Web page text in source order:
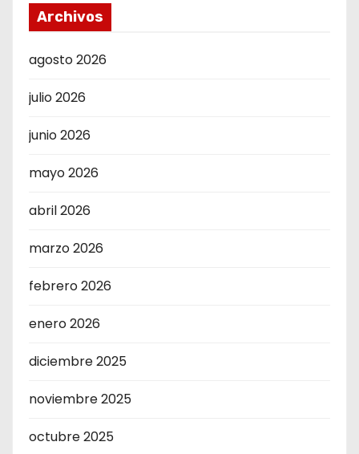
Archivos
agosto 2026
julio 2026
junio 2026
mayo 2026
abril 2026
marzo 2026
febrero 2026
enero 2026
diciembre 2025
noviembre 2025
octubre 2025